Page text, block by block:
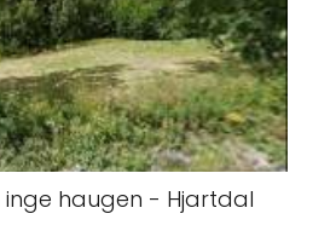
inge haugen - Hjartdal